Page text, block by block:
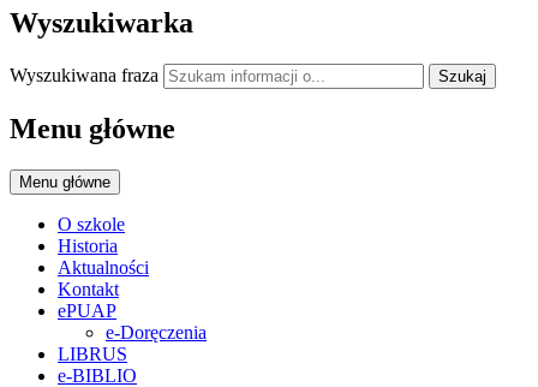
Wyszukiwarka
Wyszukiwana fraza Szukaj
Menu główne
Menu główne
O szkole
Historia
Aktualności
Kontakt
ePUAP
e-Doręczenia
LIBRUS
e-BIBLIO